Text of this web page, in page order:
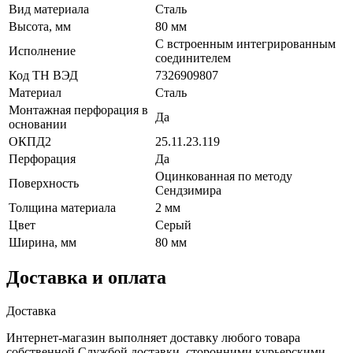
Вид материала
Сталь
Высота, мм
80 мм
Исполнение
С встроенным интегрированным
соединителем
Код ТН ВЭД
7326909807
Материал
Сталь
Монтажная перфорация в
основании
Да
ОКПД2
25.11.23.119
Перфорация
Да
Поверхность
Оцинкованная по методу
Сендзимира
Толщина материала
2 мм
Цвет
Серый
Ширина, мм
80 мм
Доставка и оплата
Доставка
Интернет-магазин выполняет доставку любого товара